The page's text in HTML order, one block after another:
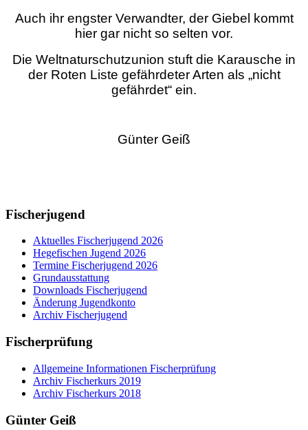
Auch ihr engster Verwandter, der Giebel kommt
hier gar nicht so selten vor.
Die Weltnaturschutzunion stuft die Karausche in
der Roten Liste gefährdeter Arten als „nicht
gefährdet“ ein.
Günter Geiß
Fischerjugend
Aktuelles Fischerjugend 2026
Hegefischen Jugend 2026
Termine Fischerjugend 2026
Grundausstattung
Downloads Fischerjugend
Änderung Jugendkonto
Archiv Fischerjugend
Fischerprüfung
Allgemeine Informationen Fischerprüfung
Archiv Fischerkurs 2019
Archiv Fischerkurs 2018
Günter Geiß